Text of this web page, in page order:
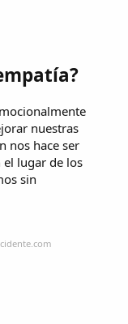
nuestras
nos hace ser
el lugar de los
sin